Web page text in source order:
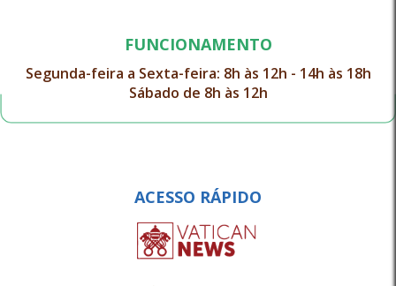
FUNCIONAMENTO
Segunda-feira a Sexta-feira: 8h às 12h - 14h às 18h
Sábado de 8h às 12h
ACESSO RÁPIDO